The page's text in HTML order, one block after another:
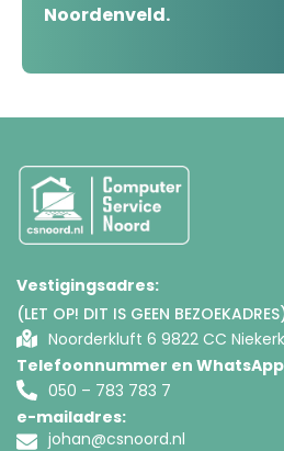
Noordenveld.
Vestigingsadres:
(LET OP! DIT IS GEEN
Noorderkluft 6 9822 CC Niekerk
Telefoonnummer en
050 – 783 783 7
e-mailadres:
johan@csnoord.nl